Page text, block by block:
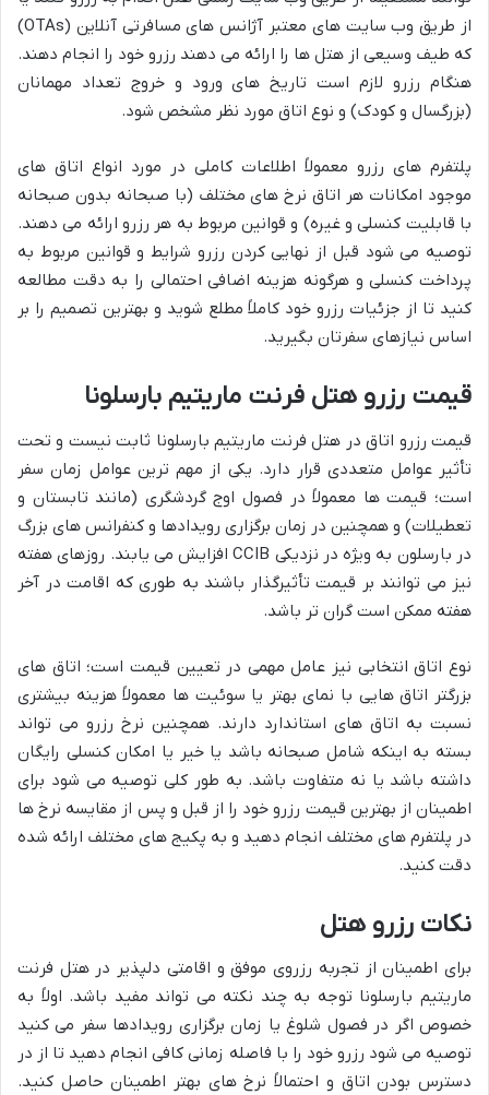
از طریق وب سایت های معتبر آژانس های مسافرتی آنلاین (OTAs)
که طیف وسیعی از هتل ها را ارائه می دهند رزرو خود را انجام دهند.
هنگام رزرو لازم است تاریخ های ورود و خروج تعداد مهمانان
(بزرگسال و کودک) و نوع اتاق مورد نظر مشخص شود.
پلتفرم های رزرو معمولاً اطلاعات کاملی در مورد انواع اتاق های
موجود امکانات هر اتاق نرخ های مختلف (با صبحانه بدون صبحانه
با قابلیت کنسلی و غیره) و قوانین مربوط به هر رزرو ارائه می دهند.
توصیه می شود قبل از نهایی کردن رزرو شرایط و قوانین مربوط به
پرداخت کنسلی و هرگونه هزینه اضافی احتمالی را به دقت مطالعه
کنید تا از جزئیات رزرو خود کاملاً مطلع شوید و بهترین تصمیم را بر
اساس نیازهای سفرتان بگیرید.
قیمت رزرو هتل فرنت ماریتیم بارسلونا
قیمت رزرو اتاق در هتل فرنت ماریتیم بارسلونا ثابت نیست و تحت
تأثیر عوامل متعددی قرار دارد. یکی از مهم ترین عوامل زمان سفر
است؛ قیمت ها معمولاً در فصول اوج گردشگری (مانند تابستان و
تعطیلات) و همچنین در زمان برگزاری رویدادها و کنفرانس های بزرگ
در بارسلون به ویژه در نزدیکی CCIB افزایش می یابند. روزهای هفته
نیز می توانند بر قیمت تأثیرگذار باشند به طوری که اقامت در آخر
هفته ممکن است گران تر باشد.
نوع اتاق انتخابی نیز عامل مهمی در تعیین قیمت است؛ اتاق های
بزرگتر اتاق هایی با نمای بهتر یا سوئیت ها معمولاً هزینه بیشتری
نسبت به اتاق های استاندارد دارند. همچنین نرخ رزرو می تواند
بسته به اینکه شامل صبحانه باشد یا خیر یا امکان کنسلی رایگان
داشته باشد یا نه متفاوت باشد. به طور کلی توصیه می شود برای
اطمینان از بهترین قیمت رزرو خود را از قبل و پس از مقایسه نرخ ها
در پلتفرم های مختلف انجام دهید و به پکیج های مختلف ارائه شده
دقت کنید.
نکات رزرو هتل
برای اطمینان از تجربه رزروی موفق و اقامتی دلپذیر در هتل فرنت
ماریتیم بارسلونا توجه به چند نکته می تواند مفید باشد. اولاً به
خصوص اگر در فصول شلوغ یا زمان برگزاری رویدادها سفر می کنید
توصیه می شود رزرو خود را با فاصله زمانی کافی انجام دهید تا از در
دسترس بودن اتاق و احتمالاً نرخ های بهتر اطمینان حاصل کنید.